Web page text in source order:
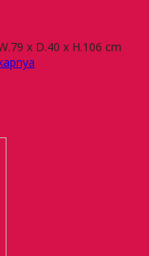
x D.40 x H.106 cm